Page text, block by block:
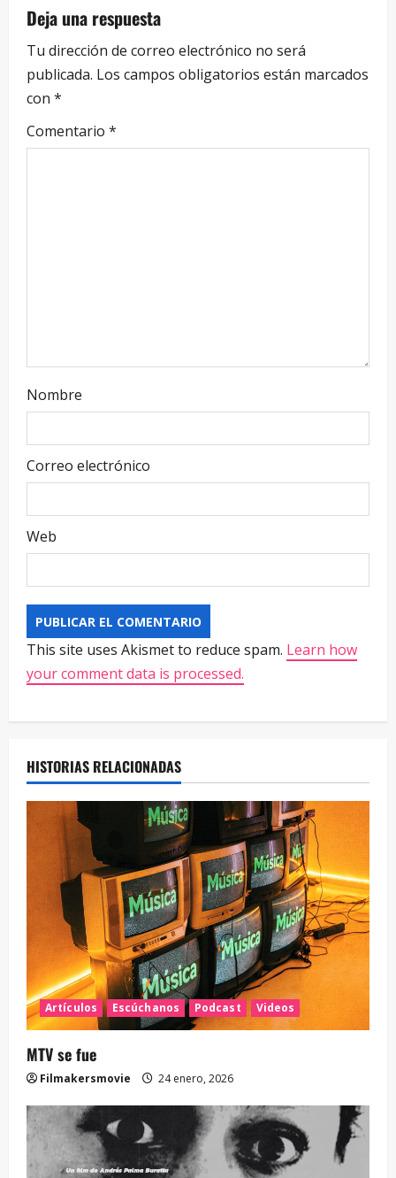
Deja una respuesta
Tu dirección de correo electrónico no será
publicada. Los campos obligatorios están marcados
con *
Comentario *
Nombre
Correo electrónico
Web
This site uses Akismet to reduce spam. Learn how
your comment data is processed.
HISTORIAS RELACIONADAS
Artículos Escúchanos Podcast Videos
MTV se fue
Filmakersmovie 24 enero, 2026